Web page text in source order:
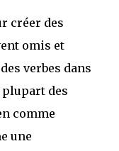
créer des
omis et
verbes dans
des
comme
une